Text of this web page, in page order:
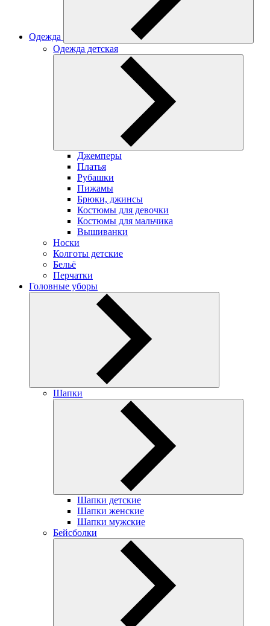
Одежда
Одежда детская
Джемперы
Платья
Рубашки
Пижамы
Брюки, джинсы
Костюмы для девочки
Костюмы для мальчика
Вышиванки
Носки
Колготы детские
Бельё
Перчатки
Головные уборы
Шапки
Шапки детские
Шапки женские
Шапки мужские
Бейсболки